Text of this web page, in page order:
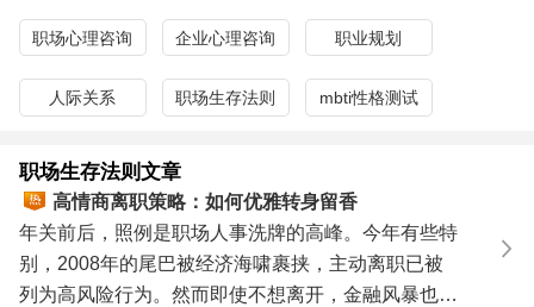
职场心理咨询 企业心理咨询 职业规划
人际关系 职场生存法则 mbti性格测试
职场生存法则文章
高情商离职策略：如何优雅转身留香
职场？
年关前后，照例是职场人事洗牌的高峰。今年有些特
别，2008年的尾巴被经济海啸裹挟，主动离职已被
列为高风险行为。然而即使不想离开，金融风暴也可